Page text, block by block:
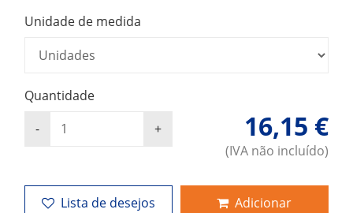
Unidade de medida
Quantidade
16,15 €
(IVA não incluído)
Lista de desejos Adicionar